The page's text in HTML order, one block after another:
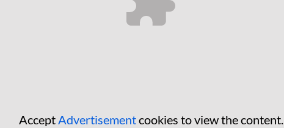
AcceptAdvertisementcookies to view the content.